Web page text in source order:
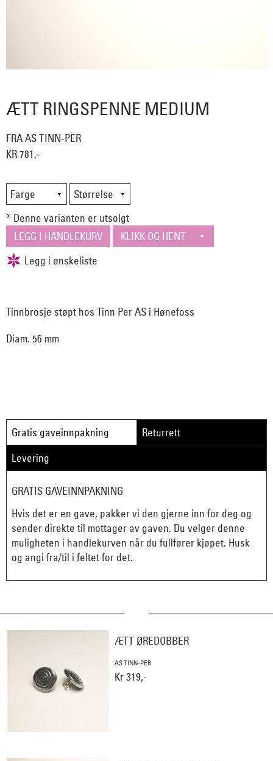
ÆTT RINGSPENNE MEDIUM
FRA AS TINN-PER
KR 781,-
* Denne varianten er utsolgt
Tinnbrosje støpt hos Tinn Per AS i Hønefoss
Diam. 56 mm
Gratis gaveinnpakning
Returrett
Levering
GRATIS GAVEINNPAKNING
Hvis det er en gave, pakker vi den gjerne inn for deg og
sender direkte til mottager av gaven. Du velger denne
muligheten i handlekurven når du fullfører kjøpet. Husk
og angi fra/til i feltet for det.
ÆTT ØREDOBBER
AS TINN-PER
Kr 319,-